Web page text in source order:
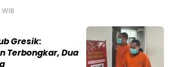
Gresik:
Terbongkar, Dua